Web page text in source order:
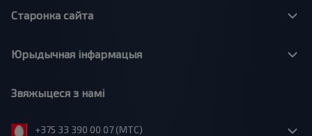
Старонка сайта
Юрыдычная інфармацыя
Звяжыцеся з намі
+375 33 390 00 07 (МТС)